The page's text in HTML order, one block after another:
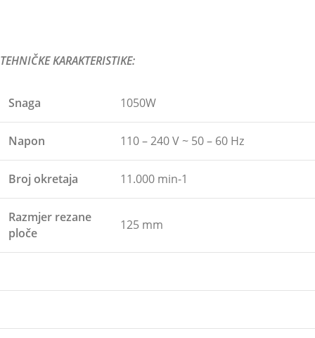
TEHNIČKE KARAKTERISTIKE:
Snaga 1050W
Napon 110 – 240 V ~ 50 – 60 Hz
Broj okretaja 11.000 min-1
Razmjer rezane
ploče
125 mm